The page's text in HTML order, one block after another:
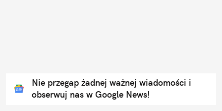
Nie przegap żadnej ważnej wiadomości i
obserwuj nas w Google News!